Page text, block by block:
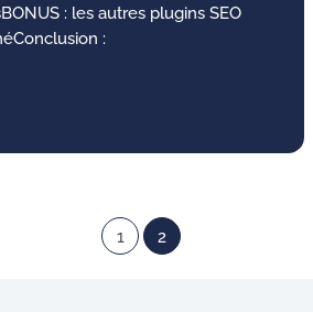
: les autres plugins SEO
:
1 2